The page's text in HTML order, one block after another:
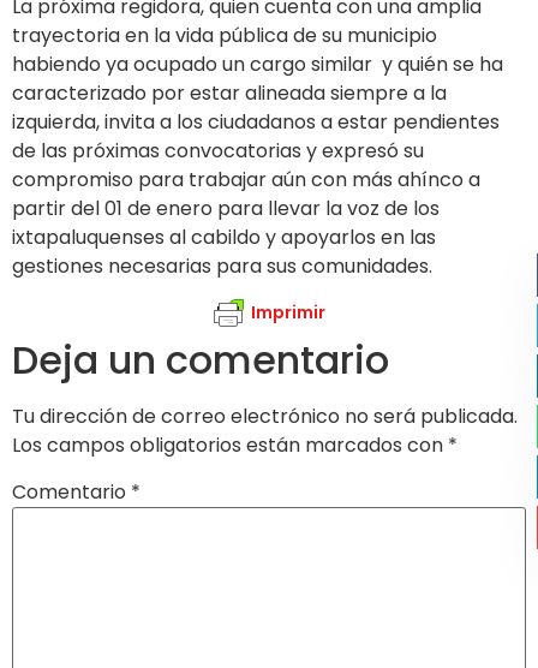
La próxima regidora, quien cuenta con una amplia
trayectoria en la vida pública de su municipio
habiendo ya ocupado un cargo similar y quién se ha
caracterizado por estar alineada siempre a la
izquierda, invita a los ciudadanos a estar pendientes
de las próximas convocatorias y expresó su
compromiso para trabajar aún con más ahínco a
partir del 01 de enero para llevar la voz de los
ixtapaluquenses al cabildo y apoyarlos en las
gestiones necesarias para sus comunidades.
Imprimir
Deja un comentario
Tu dirección de correo electrónico no será publicada.
Los campos obligatorios están marcados con *
Comentario *